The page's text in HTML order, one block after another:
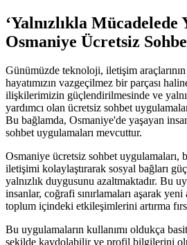
‘Yalnızlıkla Mücadelede
Osmaniye Ücretsiz
Günümüzde teknoloji, iletişim
hayatımızın vazgeçilmez bir parçası
ilişkilerimizin güçlendirilmesinde ve
yardımcı olan ücretsiz sohbet
Bu bağlamda, Osmaniye'de yaşayan
sohbet uygulamaları mevcuttur.
Osmaniye ücretsiz sohbet uygulamaları,
iletişimi kolaylaştırarak sosyal bağları
yalnızlık duygusunu azaltmaktadır. Bu
insanlar, coğrafi sınırlamaları aşarak
toplum içindeki etkileşimlerini artırma
Bu uygulamaların kullanımı oldukça
şekilde kaydolabilir ve profil bilgilerini